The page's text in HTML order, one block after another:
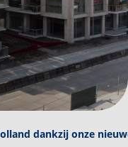
dankzij onze